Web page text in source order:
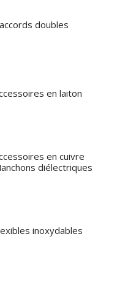
doubles
en laiton
en cuivre
diélectriques
inoxydables